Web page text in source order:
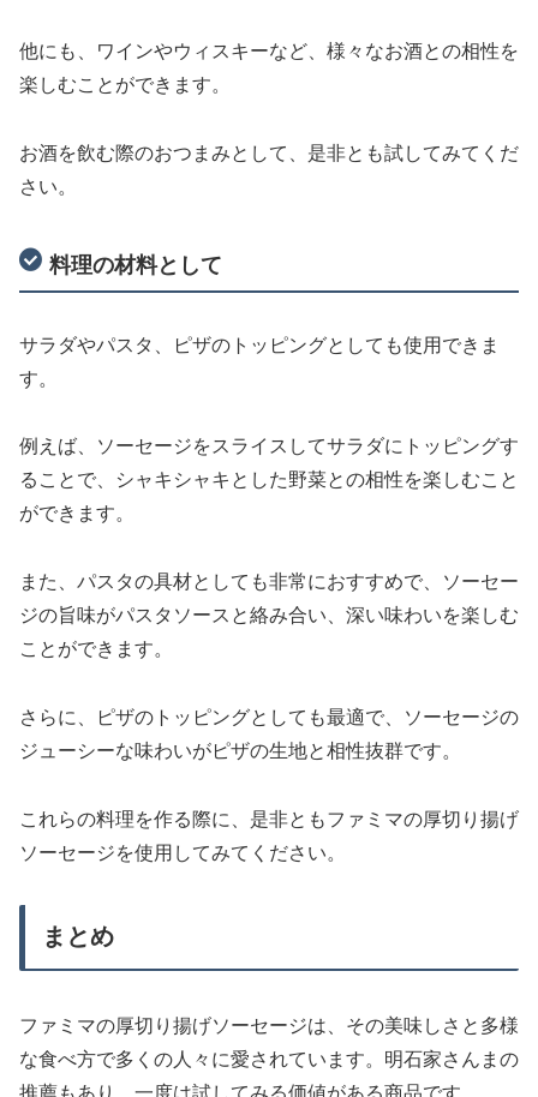
他にも、ワインやウィスキーなど、様々なお酒との相性を
楽しむことができます。
お酒を飲む際のおつまみとして、是非とも試してみてくだ
さい。
料理の材料として
サラダやパスタ、ピザのトッピングとしても使用できま
す。
例えば、ソーセージをスライスしてサラダにトッピングす
ることで、シャキシャキとした野菜との相性を楽しむこと
ができます。
また、パスタの具材としても非常におすすめで、ソーセー
ジの旨味がパスタソースと絡み合い、深い味わいを楽しむ
ことができます。
さらに、ピザのトッピングとしても最適で、ソーセージの
ジューシーな味わいがピザの生地と相性抜群です。
これらの料理を作る際に、是非ともファミマの厚切り揚げ
ソーセージを使用してみてください。
まとめ
ファミマの厚切り揚げソーセージは、その美味しさと多様
な食べ方で多くの人々に愛されています。明石家さんまの
推薦もあり、一度は試してみる価値がある商品です。